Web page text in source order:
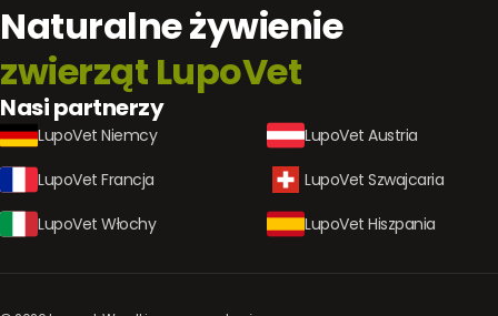
Naturalne żywienie
zwierząt LupoVet
Nasi partnerzy
LupoVet Niemcy
LupoVet Austria
LupoVet Francja
LupoVet Szwajcaria
LupoVet Włochy
LupoVet Hiszpania